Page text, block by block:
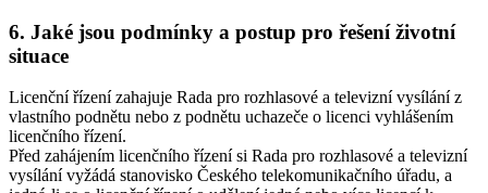
6. Jaké jsou podmínky a postup pro řešení životní
situace
Licenční řízení zahajuje Rada pro rozhlasové a televizní vysílání z
vlastního podnětu nebo z podnětu uchazeče o licenci vyhlášením
licenčního řízení.
Před zahájením licenčního řízení si Rada pro rozhlasové a televizní
vysílání vyžádá stanovisko Českého telekomunikačního úřadu, a